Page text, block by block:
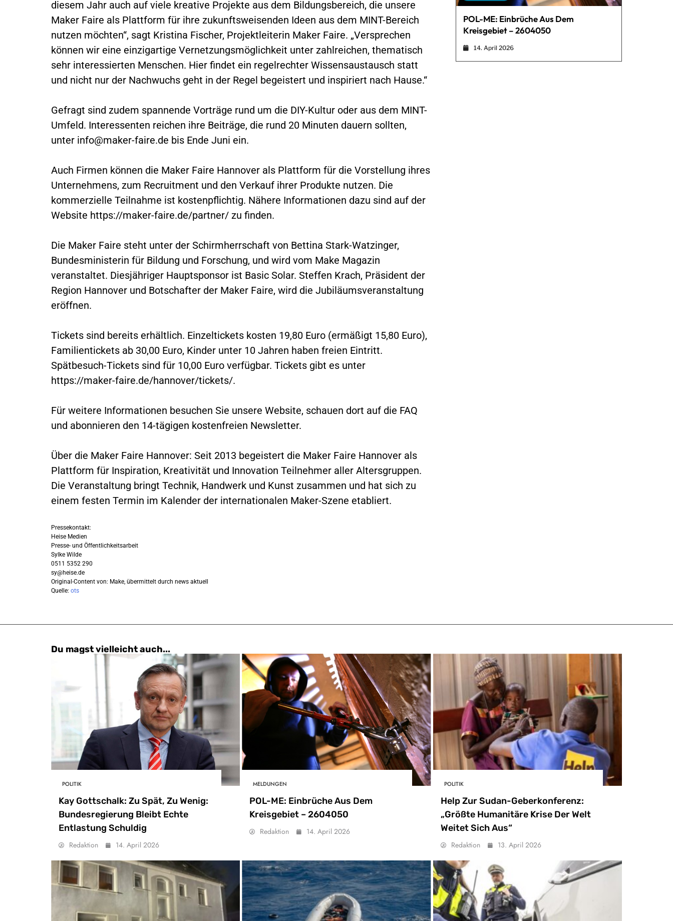
diesem Jahr auch auf viele kreative Projekte aus dem Bildungsbereich, die unsere
Maker Faire als Plattform für ihre zukunftsweisenden Ideen aus dem MINT-Bereich
nutzen möchten“, sagt Kristina Fischer, Projektleiterin Maker Faire. „Versprechen
können wir eine einzigartige Vernetzungsmöglichkeit unter zahlreichen, thematisch
sehr interessierten Menschen. Hier findet ein regelrechter Wissensaustausch statt
und nicht nur der Nachwuchs geht in der Regel begeistert und inspiriert nach Hause.“
Gefragt sind zudem spannende Vorträge rund um die DIY-Kultur oder aus dem MINT-
Umfeld. Interessenten reichen ihre Beiträge, die rund 20 Minuten dauern sollten,
unter info@maker-faire.de bis Ende Juni ein.
Auch Firmen können die Maker Faire Hannover als Plattform für die Vorstellung ihres
Unternehmens, zum Recruitment und den Verkauf ihrer Produkte nutzen. Die
kommerzielle Teilnahme ist kostenpflichtig. Nähere Informationen dazu sind auf der
Website https://maker-faire.de/partner/ zu finden.
Die Maker Faire steht unter der Schirmherrschaft von Bettina Stark-Watzinger,
Bundesministerin für Bildung und Forschung, und wird vom Make Magazin
veranstaltet. Diesjähriger Hauptsponsor ist Basic Solar. Steffen Krach, Präsident der
Region Hannover und Botschafter der Maker Faire, wird die Jubiläumsveranstaltung
eröffnen.
Tickets sind bereits erhältlich. Einzeltickets kosten 19,80 Euro (ermäßigt 15,80 Euro),
Familientickets ab 30,00 Euro, Kinder unter 10 Jahren haben freien Eintritt.
Spätbesuch-Tickets sind für 10,00 Euro verfügbar. Tickets gibt es unter
https://maker-faire.de/hannover/tickets/.
Für weitere Informationen besuchen Sie unsere Website, schauen dort auf die FAQ
und abonnieren den 14-tägigen kostenfreien Newsletter.
Über die Maker Faire Hannover: Seit 2013 begeistert die Maker Faire Hannover als
Plattform für Inspiration, Kreativität und Innovation Teilnehmer aller Altersgruppen.
Die Veranstaltung bringt Technik, Handwerk und Kunst zusammen und hat sich zu
einem festen Termin im Kalender der internationalen Maker-Szene etabliert.
Pressekontakt:
Heise Medien
Presse- und Öffentlichkeitsarbeit
Sylke Wilde
0511 5352 290
sy@heise.de
Original-Content von: Make, übermittelt durch news aktuell
Quelle: ots
POL-ME: Einbrüche Aus Dem
Kreisgebiet – 2604050
14. April 2026
Du magst vielleicht auch...
POLITIK
Kay Gottschalk: Zu Spät, Zu Wenig:
Bundesregierung Bleibt Echte
Entlastung Schuldig
Redaktion 14. April 2026
MELDUNGEN
POL-ME: Einbrüche Aus Dem
Kreisgebiet – 2604050
Redaktion 14. April 2026
POLITIK
Help Zur Sudan-Geberkonferenz:
„Größte Humanitäre Krise Der Welt
Weitet Sich Aus“
Redaktion 13. April 2026